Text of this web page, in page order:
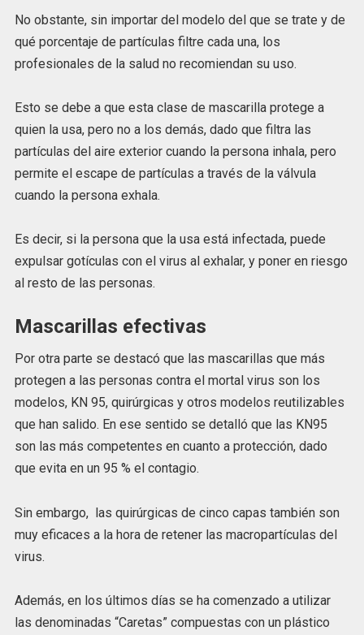
No obstante, sin importar del modelo del que se trate y de
qué porcentaje de partículas filtre cada una, los
profesionales de la salud no recomiendan su uso.
Esto se debe a que esta clase de mascarilla protege a
quien la usa, pero no a los demás, dado que filtra las
partículas del aire exterior cuando la persona inhala, pero
permite el escape de partículas a través de la válvula
cuando la persona exhala.
Es decir, si la persona que la usa está infectada, puede
expulsar gotículas con el virus al exhalar, y poner en riesgo
al resto de las personas.
Mascarillas efectivas
Por otra parte se destacó que las mascarillas que más
protegen a las personas contra el mortal virus son los
modelos, KN 95, quirúrgicas y otros modelos reutilizables
que han salido. En ese sentido se detalló que las KN95
son las más competentes en cuanto a protección, dado
que evita en un 95 % el contagio.
Sin embargo, las quirúrgicas de cinco capas también son
muy eficaces a la hora de retener las macropartículas del
virus.
Además, en los últimos días se ha comenzado a utilizar
las denominadas “Caretas” compuestas con un plástico